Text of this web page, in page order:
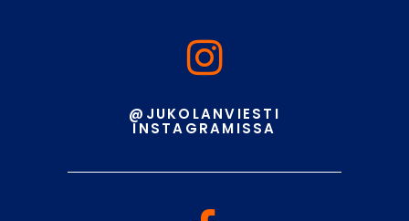
@JUKOLANVIESTI
INSTAGRAMISSA